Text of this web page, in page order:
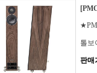
톨보
판매